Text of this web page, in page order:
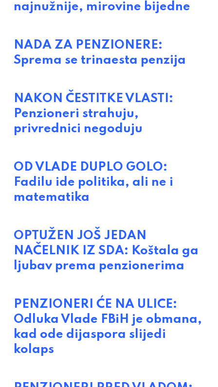
najnužnije, mirovine bijedne
NADA ZA PENZIONERE:
Sprema se trinaesta penzija
NAKON ČESTITKE VLASTI:
Penzioneri strahuju,
privrednici negoduju
OD VLADE DUPLO GOLO:
Fadilu ide politika, ali ne i
matematika
OPTUŽEN JOŠ JEDAN
NAČELNIK IZ SDA: Koštala ga
ljubav prema penzionerima
PENZIONERI ĆE NA ULICE:
Odluka Vlade FBiH je obmana,
kad ode dijaspora slijedi
kolaps